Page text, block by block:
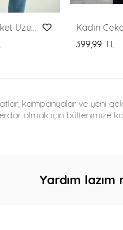
Kadın Ceket Uzun Boy Ceket Kahverengi - T014
399,99 TL
kampanyalar ve yeni
olmak için bültenimize
Yardım lazım